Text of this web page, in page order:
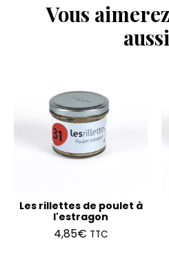
Vous
Les rillettes de poulet à
l'estragon
4,85€ TTC